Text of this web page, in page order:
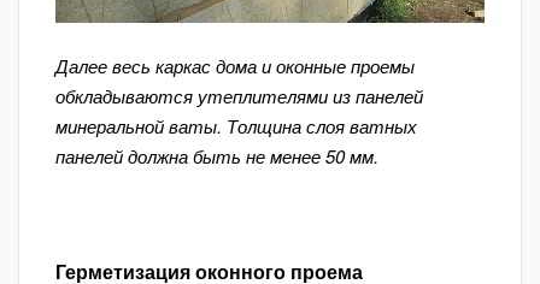
Далее весь каркас дома и оконные проемы
обкладываются утеплителями из панелей
минеральной ваты. Толщина слоя ватных
панелей должна быть не менее 50 мм.
Герметизация оконного проема